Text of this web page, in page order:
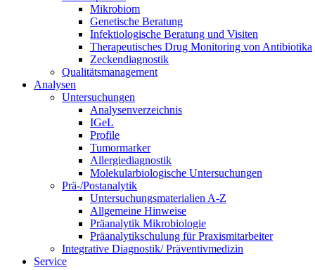
Mikrobiom
Genetische Beratung
Infektiologische Beratung und Visiten
Therapeutisches Drug Monitoring von Antibiotika
Zeckendiagnostik
Qualitätsmanagement
Analysen
Untersuchungen
Analysenverzeichnis
IGeL
Profile
Tumormarker
Allergiediagnostik
Molekularbiologische Untersuchungen
Prä-/Postanalytik
Untersuchungsmaterialien A-Z
Allgemeine Hinweise
Präanalytik Mikrobiologie
Präanalytikschulung für Praxismitarbeiter
Integrative Diagnostik/ Präventivmedizin
Service